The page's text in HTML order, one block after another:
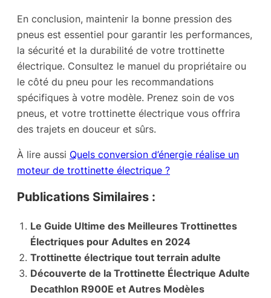
En conclusion, maintenir la bonne pression des
pneus est essentiel pour garantir les performances,
la sécurité et la durabilité de votre trottinette
électrique. Consultez le manuel du propriétaire ou
le côté du pneu pour les recommandations
spécifiques à votre modèle. Prenez soin de vos
pneus, et votre trottinette électrique vous offrira
des trajets en douceur et sûrs.
À lire aussi Quels conversion d’énergie réalise un
moteur de trottinette électrique ?
Publications Similaires :
Le Guide Ultime des Meilleures Trottinettes
Électriques pour Adultes en 2024
Trottinette électrique tout terrain adulte
Découverte de la Trottinette Électrique Adulte
Decathlon R900E et Autres Modèles